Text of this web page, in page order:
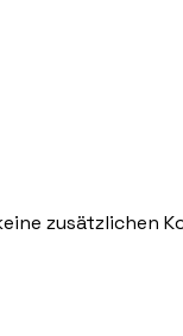
zusätzlichen